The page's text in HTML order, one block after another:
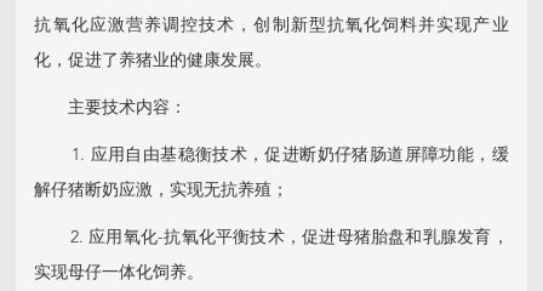
抗氧化应激营养调控技术，创制新型抗氧化饲料并实现产业
化，促进了养猪业的健康发展。
主要技术内容：
1. 应用自由基稳衡技术，促进断奶仔猪肠道屏障功能，缓
解仔猪断奶应激，实现无抗养殖；
2. 应用氧化-抗氧化平衡技术，促进母猪胎盘和乳腺发育，
实现母仔一体化饲养。